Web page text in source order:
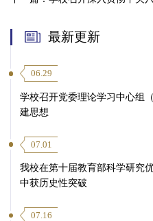
最新更新
06.29
学校召开党委理论学习中心组
建思想
07.01
我校在第十届教育部科学研究
中获历史性突破
07.16